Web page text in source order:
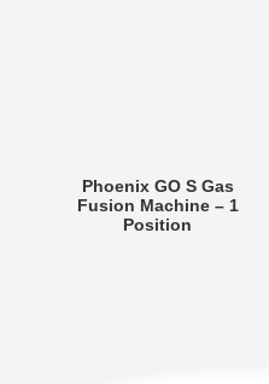
Phoenix GO S Gas
Fusion Machine – 1
Position